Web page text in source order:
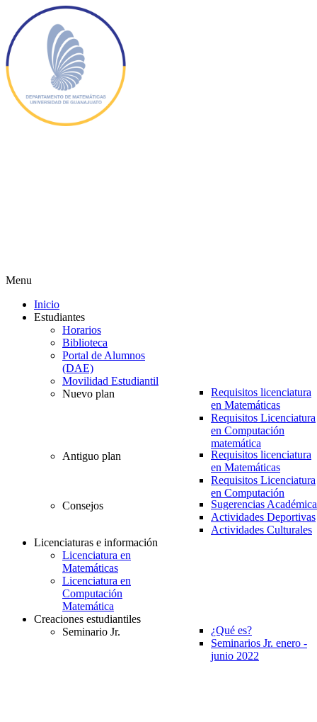
Menu
Inicio
Estudiantes
Horarios
Biblioteca
Portal de Alumnos
(DAE)
Movilidad Estudiantil
Nuevo plan
Requisitos licenciatura
en Matemáticas
Requisitos Licenciatura
en Computación
matemática
Antiguo plan
Requisitos licenciatura
en Matemáticas
Requisitos Licenciatura
en Computación
Consejos
Sugerencias
Actividades Deportivas
Actividades Culturales
Licenciaturas e información
Licenciatura en
Matemáticas
Licenciatura en
Computación
Matemática
Creaciones estudiantiles
Seminario Jr.
¿Qué es?
Seminarios Jr. enero -
junio 2022